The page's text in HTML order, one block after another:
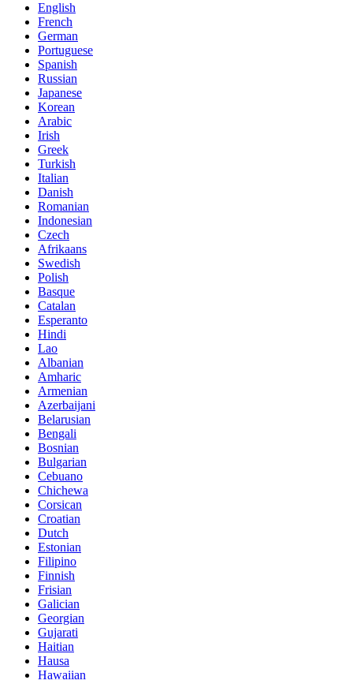
English
French
German
Portuguese
Spanish
Russian
Japanese
Korean
Arabic
Irish
Greek
Turkish
Italian
Danish
Romanian
Indonesian
Czech
Afrikaans
Swedish
Polish
Basque
Catalan
Esperanto
Hindi
Lao
Albanian
Amharic
Armenian
Azerbaijani
Belarusian
Bengali
Bosnian
Bulgarian
Cebuano
Chichewa
Corsican
Croatian
Dutch
Estonian
Filipino
Finnish
Frisian
Galician
Georgian
Gujarati
Haitian
Hausa
Hawaiian